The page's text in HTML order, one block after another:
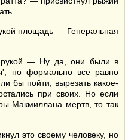
площадь — Генеральная
— Ну да, они были в
но формально все равно
бы пойти, вырезать какое-
при своих. Но если
Макмиллана мертв, то так
это своему человеку, но